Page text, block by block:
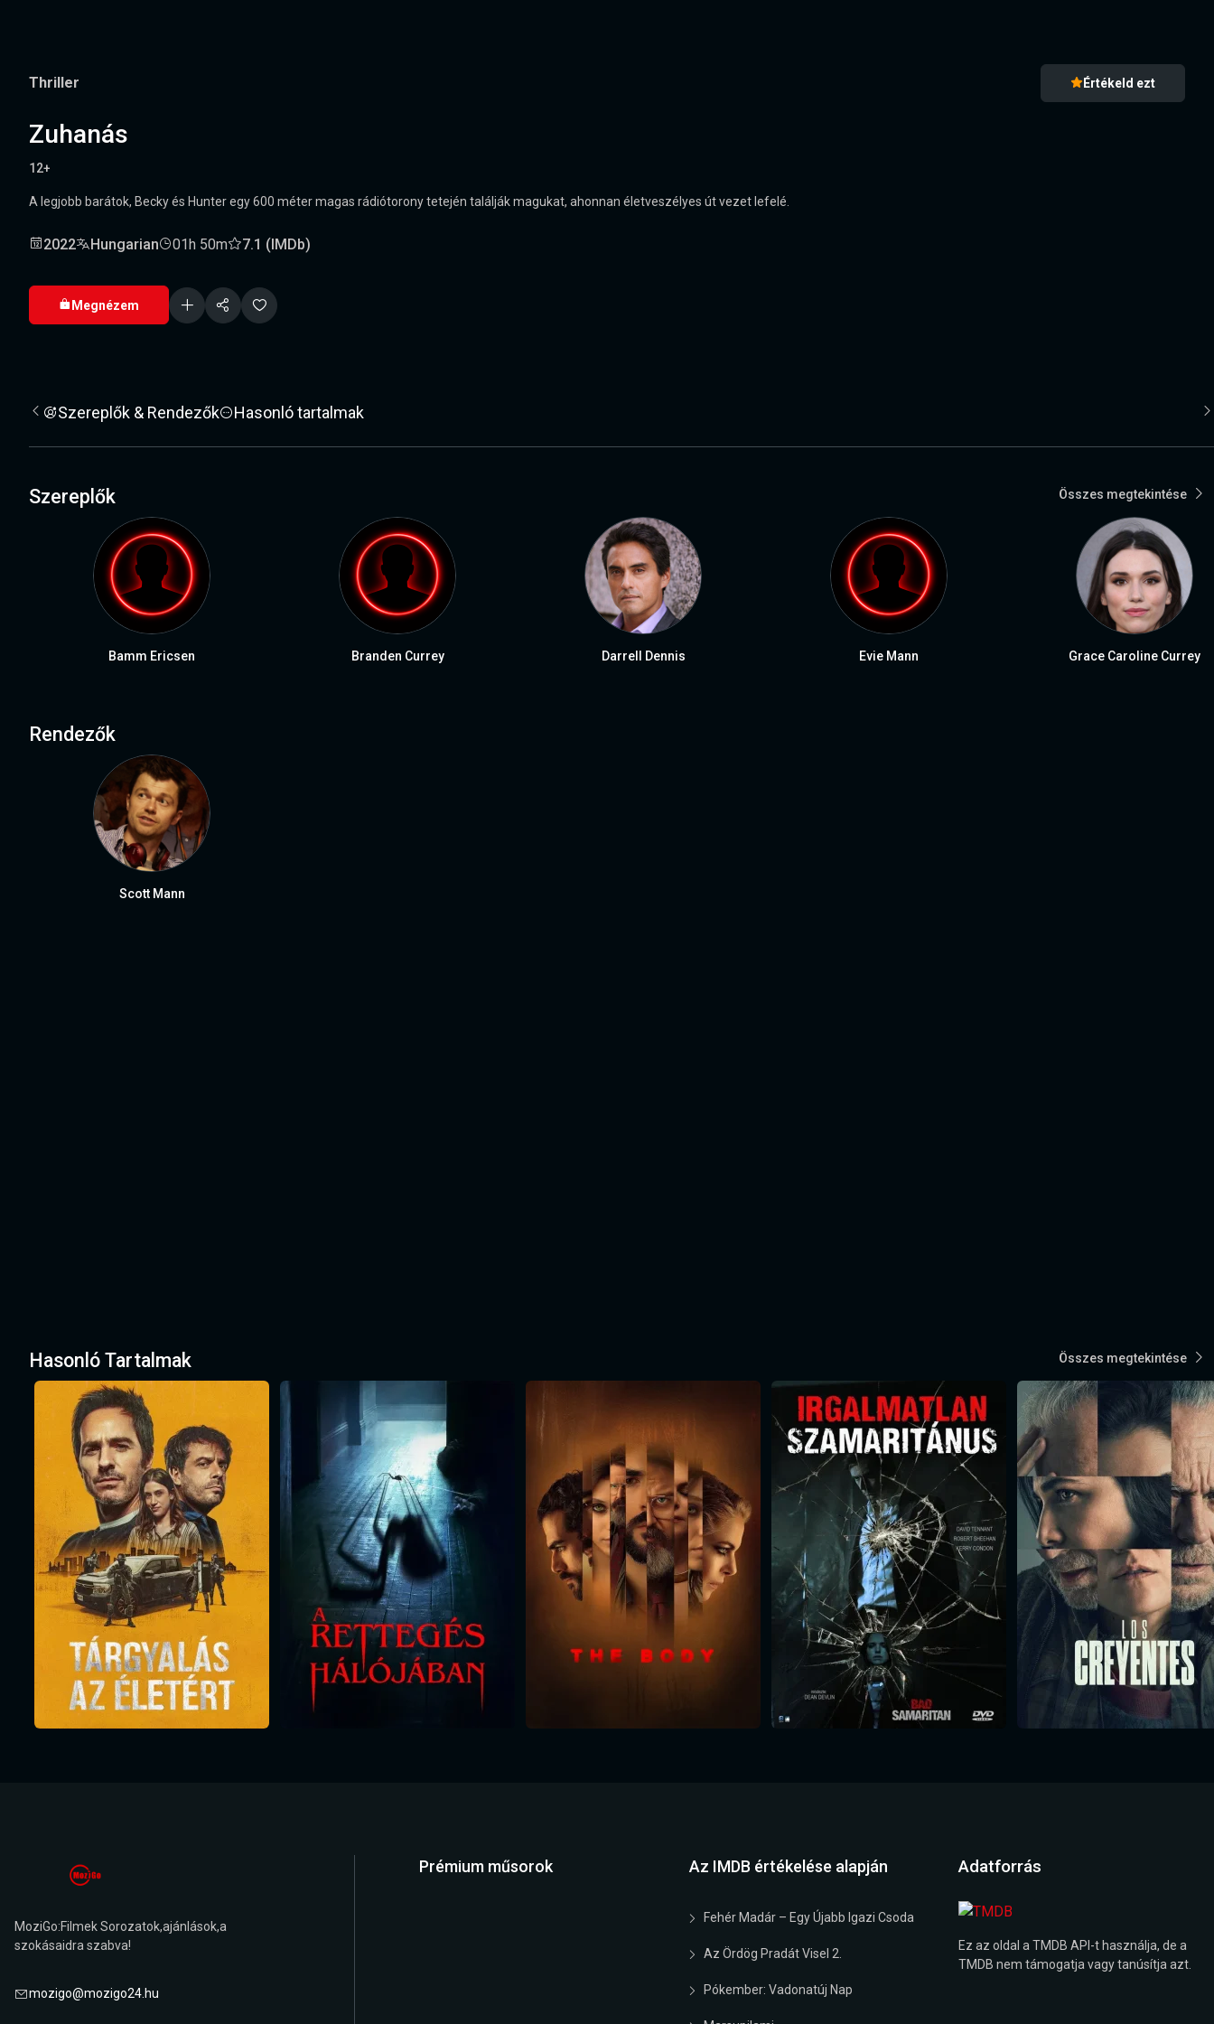
Thriller Értékeld ezt
Zuhanás
12+
A legjobb barátok, Becky és Hunter egy 600 méter magas rádiótorony tetején találják magukat, ahonnan életveszélyes út vezet lefelé.
2022 Hungarian 01h 50m 7.1 (IMDb)
Megnézem
Szereplők & Rendezők Hasonló tartalmak
Szereplők Összes megtekintése
Bamm Ericsen Branden Currey Darrell Dennis Evie Mann Grace Caroline Currey
Rendezők
Scott Mann
Hasonló Tartalmak Összes megtekintése
MoziGo:Filmek Sorozatok,ajánlások,a
szokásaidra szabva!
mozigo@mozigo24.hu
Prémium műsorok Az IMDB értékelése alapján
Fehér Madár – Egy Újabb Igazi Csoda
Az Ördög Pradát Visel 2.
Pókember: Vadonatúj Nap
Adatforrás
Ez az oldal a TMDB API-t használja, de a
TMDB nem támogatja vagy tanúsítja azt.